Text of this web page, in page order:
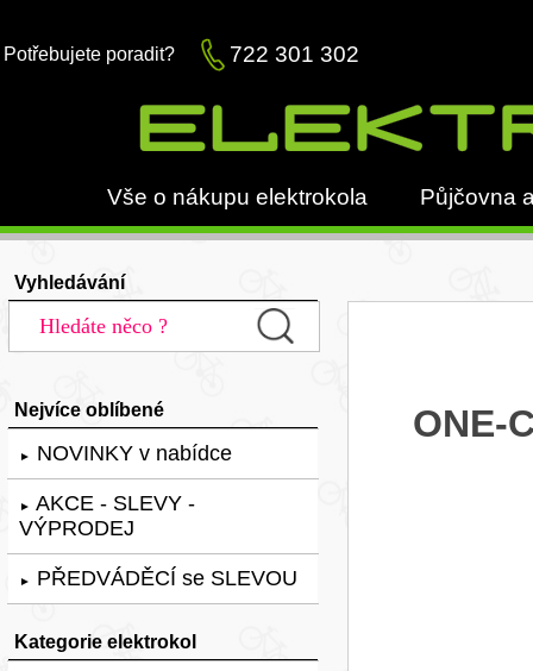
Potřebujete poradit? 722 301 302
Vše o nákupu elektrokola Půjčovna
Vyhledávání
Nejvíce oblíbené
► NOVINKY v nabídce
► AKCE - SLEVY -
VÝPRODEJ
► PŘEDVÁDĚCÍ se SLEVOU
Kategorie elektrokol
ONE-